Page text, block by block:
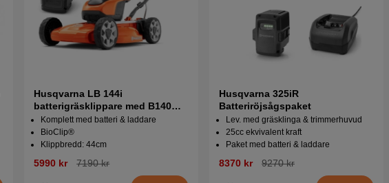
Husqvarna LB 144i
batterigräsklippare med B140
och C80
Komplett med batteri & laddare
BioClip®
Klippbredd: 44cm
5990 kr 7190 kr
Husqvarna 325iR
Batteriröjsågspaket
Lev. med gräsklinga & trimmerhuvud
25cc ekvivalent kraft
Paket med batteri & laddare
8370 kr 9270 kr